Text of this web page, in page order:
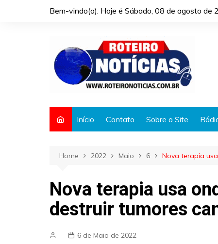
Bem-vindo(a). Hoje é Sábado, 08 de agosto de
Início Contato Sobre o Site
Home 2022 Maio 6 Nova terapia
Nova terapia usa
destruir tumores
6 de Maio de 2022